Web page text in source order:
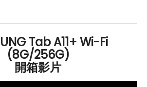
若有大量檔案或多媒體內容儲存需
記憶卡擴充，最高支援 2TB，使
連線功能方面，Galaxy Tab A11+
5.3 與GPS，無論居家上網、裝置連
Tab A11+ Wi-Fi
(8G/256G)
開箱影片